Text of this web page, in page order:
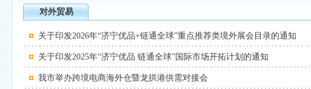
对外贸易
关于印发2026年“济宁优品+链通全球”重点推荐类境外展会目录的通知
关于印发2025年“济宁优品 链通全球”国际市场开拓计划的通知
我市举办跨境电商海外仓暨龙拱港供需对接会